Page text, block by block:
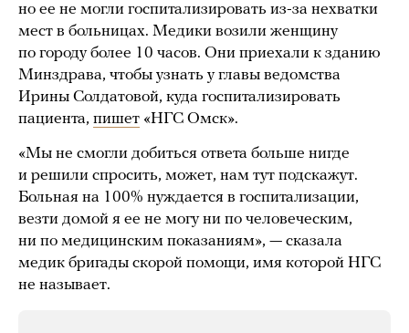
но ее не могли госпитализировать из-за нехватки
мест в больницах. Медики возили женщину
по городу более 10 часов. Они приехали к зданию
Минздрава, чтобы узнать у главы ведомства
Ирины Солдатовой, куда госпитализировать
пациента, пишет «НГС Омск».
«Мы не смогли добиться ответа больше нигде
и решили спросить, может, нам тут подскажут.
Больная на 100% нуждается в госпитализации,
везти домой я ее не могу ни по человеческим,
ни по медицинским показаниям», — сказала
медик бригады скорой помощи, имя которой НГС
не называет.